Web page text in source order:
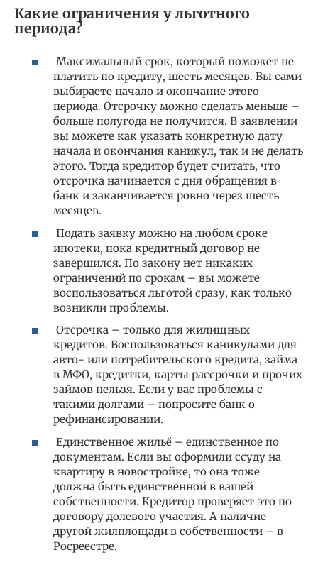
Какие ограничения у льготного
периода?
Максимальный срок, который поможет не
платить по кредиту, шесть месяцев. Вы сами
выбираете начало и окончание этого
периода. Отсрочку можно сделать меньше –
больше полугода не получится. В заявлении
вы можете как указать конкретную дату
начала и окончания каникул, так и не делать
этого. Тогда кредитор будет считать, что
отсрочка начинается с дня обращения в
банк и заканчивается ровно через шесть
месяцев.
Подать заявку можно на любом сроке
ипотеки, пока кредитный договор не
завершился. По закону нет никаких
ограничений по срокам – вы можете
воспользоваться льготой сразу, как только
возникли проблемы.
Отсрочка – только для жилищных
кредитов. Воспользоваться каникулами для
авто- или потребительского кредита, займа
в МФО, кредитки, карты рассрочки и прочих
займов нельзя. Если у вас проблемы с
такими долгами – попросите банк о
рефинансировании.
Единственное жильё – единственное по
документам. Если вы оформили ссуду на
квартиру в новостройке, то она тоже
должна быть единственной в вашей
собственности. Кредитор проверяет это по
договору долевого участия. А наличие
другой жилплощади в собственности – в
Росреестре.